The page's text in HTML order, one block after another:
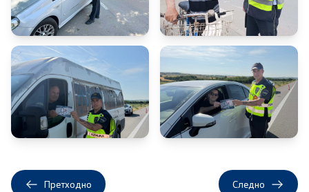
Дневни билтени
Медија центар
Политика за квалитет
Офицер за заштита на лични податоци
Слободен пристап до информации
Претходно Следно